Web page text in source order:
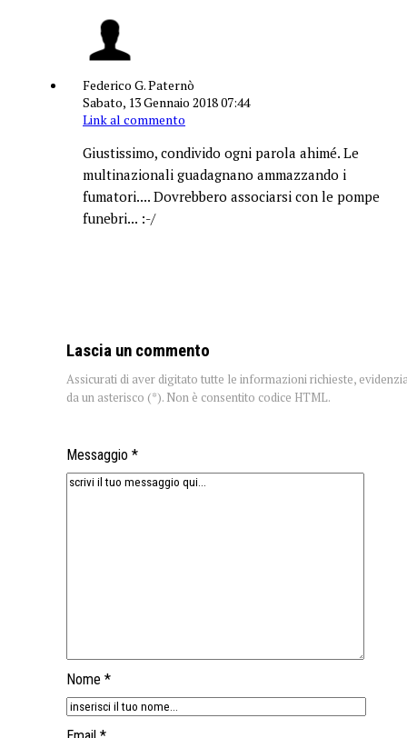
Federico G. Paternò
Sabato, 13 Gennaio 2018 07:44
Link al commento
Giustissimo, condivido ogni parola ahimé. Le
multinazionali guadagnano ammazzando i
fumatori.... Dovrebbero associarsi con le pompe
funebri... :-/
Lascia un commento
Assicurati di aver digitato tutte le informazioni richieste,
da un asterisco (*). Non è consentito codice HTML.
Messaggio *
Nome *